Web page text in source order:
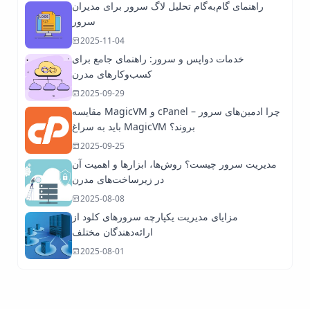
راهنمای گام‌به‌گام تحلیل لاگ سرور برای مدیران
سرور
2025-11-04
خدمات دواپس و سرور: راهنمای جامع برای
کسب‌وکارهای مدرن
2025-09-29
مقایسه MagicVM و cPanel – چرا ادمین‌های سرور
باید به سراغ MagicVM بروند؟
2025-09-25
مدیریت سرور چیست؟ روش‌ها، ابزارها و اهمیت آن
در زیرساخت‌های مدرن
2025-08-08
مزایای مدیریت یکپارچه سرورهای کلود از
ارائه‌دهندگان مختلف
2025-08-01